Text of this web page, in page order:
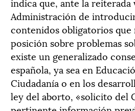
Administración de
contenidos obligatorios que
posición sobre problemas
existe un generalizado
española, ya sea en
Ciudadanía o en los
ley del aborto, «solicito del